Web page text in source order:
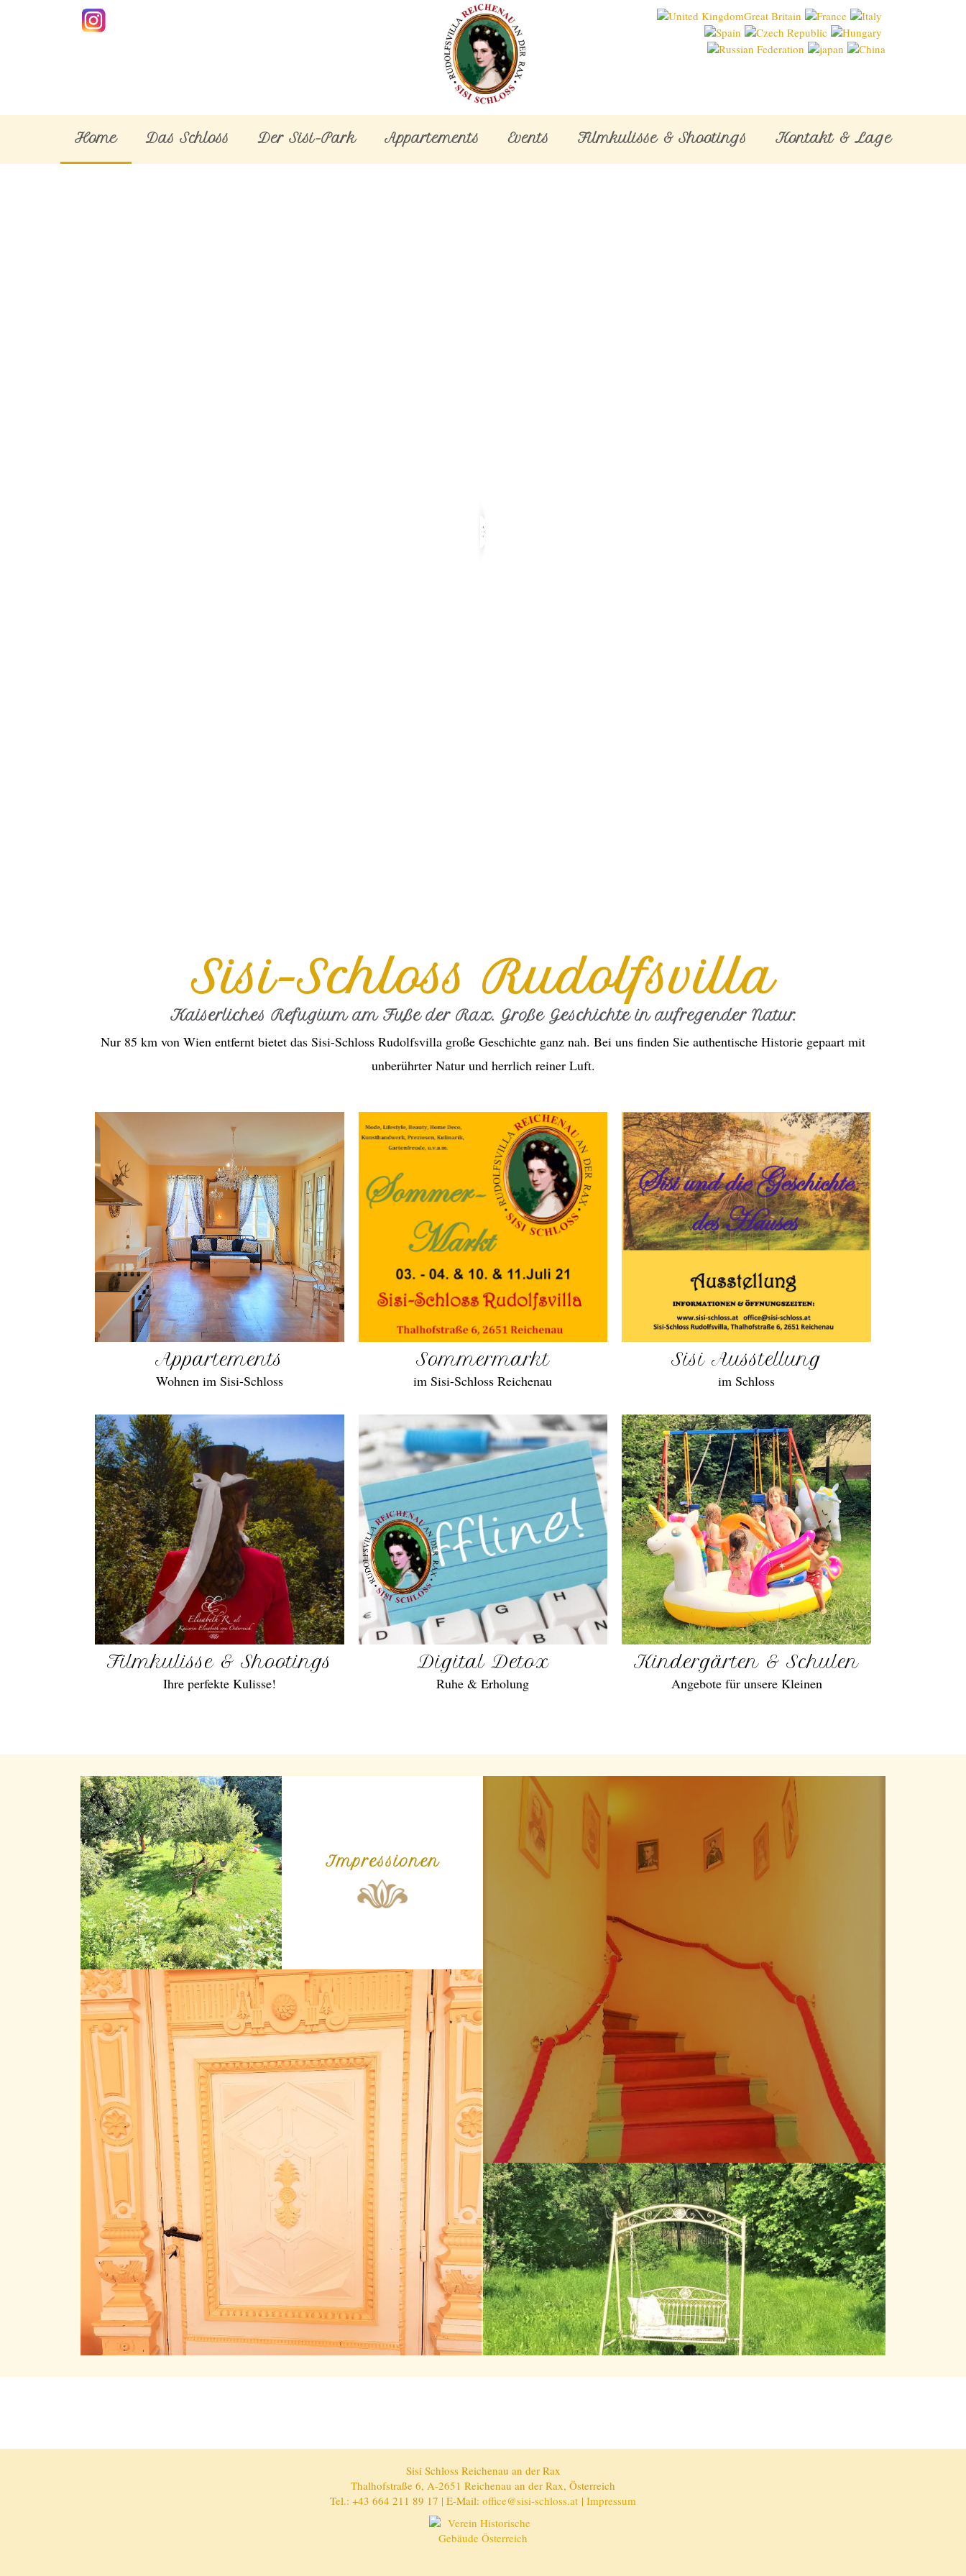
Home Das Schloss Der Sisi-Park Appartements Events Filmkulisse & Shootings Kontakt & Lage
Sisi-Schloss Rudolfsvilla
Kaiserliches Refugium am Fuße der Rax. Große Geschichte in aufregender Natur.
Nur 85 km von Wien entfernt bietet das Sisi-Schloss Rudolfsvilla große Geschichte ganz nah. Bei uns finden Sie authentische Historie gepaart mit
unberührter Natur und herrlich reiner Luft.
Appartements
Wohnen im Sisi-Schloss
Sommermarkt
im Sisi-Schloss Reichenau
Sisi Ausstellung
im Schloss
Filmkulisse & Shootings
Ihre perfekte Kulisse!
Digital Detox
Ruhe & Erholung
Kindergärten & Schulen
Angebote für unsere Kleinen
Impressionen
Sisi Schloss Reichenau an der Rax
Thalhofstraße 6, A-2651 Reichenau an der Rax, Österreich
Tel.: +43 664 211 89 17 | E-Mail: office@sisi-schloss.at | Impressum